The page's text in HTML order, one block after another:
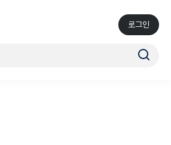
로그인